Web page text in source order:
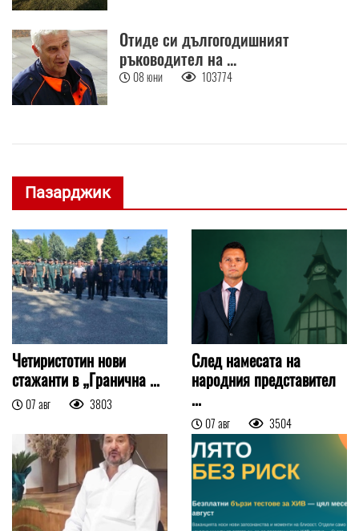
Отиде си дългогодишният
ръководител на ...
08 юни 103774
Пазарджик
Четиристотин нови
стажанти в „Гранична ...
07 авг 3803
След намесата на
народния представител
...
07 авг 3504